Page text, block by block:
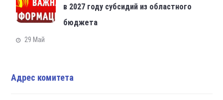
в 2027 году субсидий из областного
бюджета
29 Май
Адрес комитета